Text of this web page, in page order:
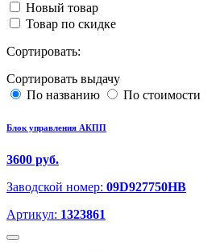
Новый товар
Товар по скидке
Сортировать:
Сортировать выдачу
По названию
По стоимости
Блок управления АКПП
3600 руб.
Заводской номер: 09D927750HB
Артикул: 1323861